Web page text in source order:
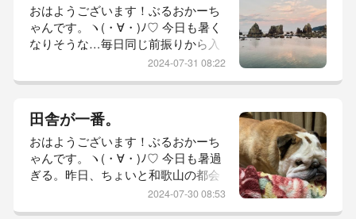
おはようございます！ぶるおかーち
ゃんです。ヽ(・∀・)ﾉ♡ 今日も暑く
なりそうな…毎日同じ前振りから入
ってるような…夏は暑い！当たり
うた、ホットケーキと、ブルーベリ
ージャム。ブルーベリーヨーグルト
ゼリー。煮物。お昼は素麺でええか
ーと、茹で始めた頃に叔父さんから
電話。電話での説明は難しく…もう
行くわ！あ！お土産に桃と、桃のコ
ンポート持...
2024-07-31 08:22
田舎が一番。
おはようございます！ぶるおかーち
ゃんです。ヽ(・∀・)ﾉ♡ 今日も暑過
ぎる。昨日、ちょいと和歌山の都会
の方へ行ってきたんやけど、40度あ
2024-07-30 08:53